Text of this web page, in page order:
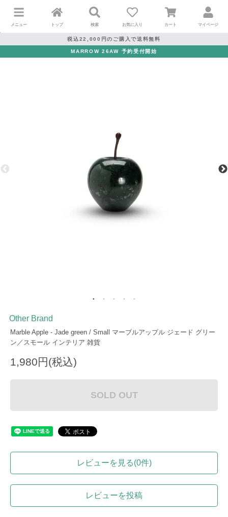
メニュー トップ 検索 お気に入り カート マイページ
税込22,000円のご購入で送料無料
MARROW 26AW 予約受付開始
Other Brand
Marble Apple - Jade green / Small マーブルアップル ジェード グリー
ン／スモール インテリア 雑貨
1,980円(税込)
SOLD OUT
レビューを見る(0件)
レビューを投稿